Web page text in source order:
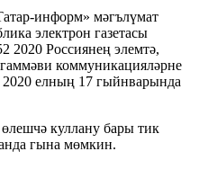
информ» мәгълүмат
электрон газетасы
Россиянең элемтә,
коммуникацияләрне
2020 елның 17 гыйнварында
куллану бары тик
гына мөмкин.